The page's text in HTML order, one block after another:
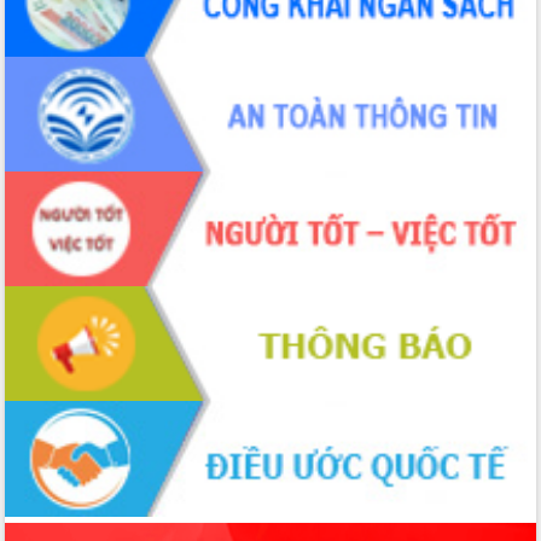
ứng để giữ vững thị trường xuất khẩu
Diễn đàn Kinh tế tư nhân Việt Nam đột
phá cơ chế - Hợp tác công tư
Đề án 06 tạo bước ngoặt đột phá trong
cải cách hành chính tỉnh Đắk Lắk
Kết nối tour, đẩy mạnh chuyển đổi số
để phát triển du lịch Đắk Lắk
Khởi động Dự án Đầu tư xây dựng hạ
tầng kỹ thuật Cụm công nghiệp Tân
Tiến
Gặp mặt các cơ quan báo chí nhân Kỷ
niệm 101 năm Ngày Báo chí Cách
mạng Việt Nam
Đắk Lắk sơ kết 4 năm triển khai thực
hiện Đề án 06 của Chính phủ
Họp báo thông tin về Hội nghị Công bố
Quy hoạch và Xúc tiến đầu tư tỉnh Đắk
Lắk
Khơi thông điểm nghẽn, đẩy nhanh
giải ngân vốn khắc phục thiên tai